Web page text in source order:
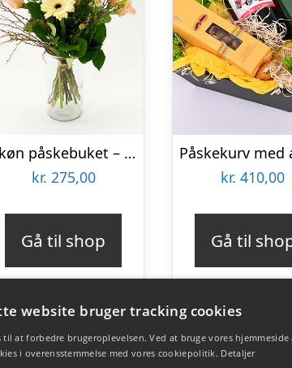
Skøn påskebuket – Send blomster med Bloomit
kr. 275,00
Gå til shop
kr. 410,00
Gå til
website bruger tracking cookies
at forbedre brugeroplevelsen. Ved at bruge vores hjemmeside
i overensstemmelse med vores cookiepolitik. Detaljer